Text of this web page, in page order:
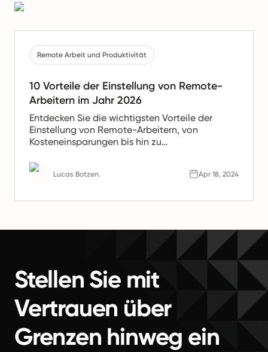
Remote Arbeit und Produktivität
10 Vorteile der Einstellung von Remote-
Arbeitern im Jahr 2026
Entdecken Sie die wichtigsten Vorteile der
Einstellung von Remote-Arbeitern, von
Kosteneinsparungen bis hin zu
Remote-Teams die Zukunft der Arbeit sind.
Lucas Botzen. Apr 18, 2024
Stellen Sie mit
Vertrauen über
Grenzen hinweg ein